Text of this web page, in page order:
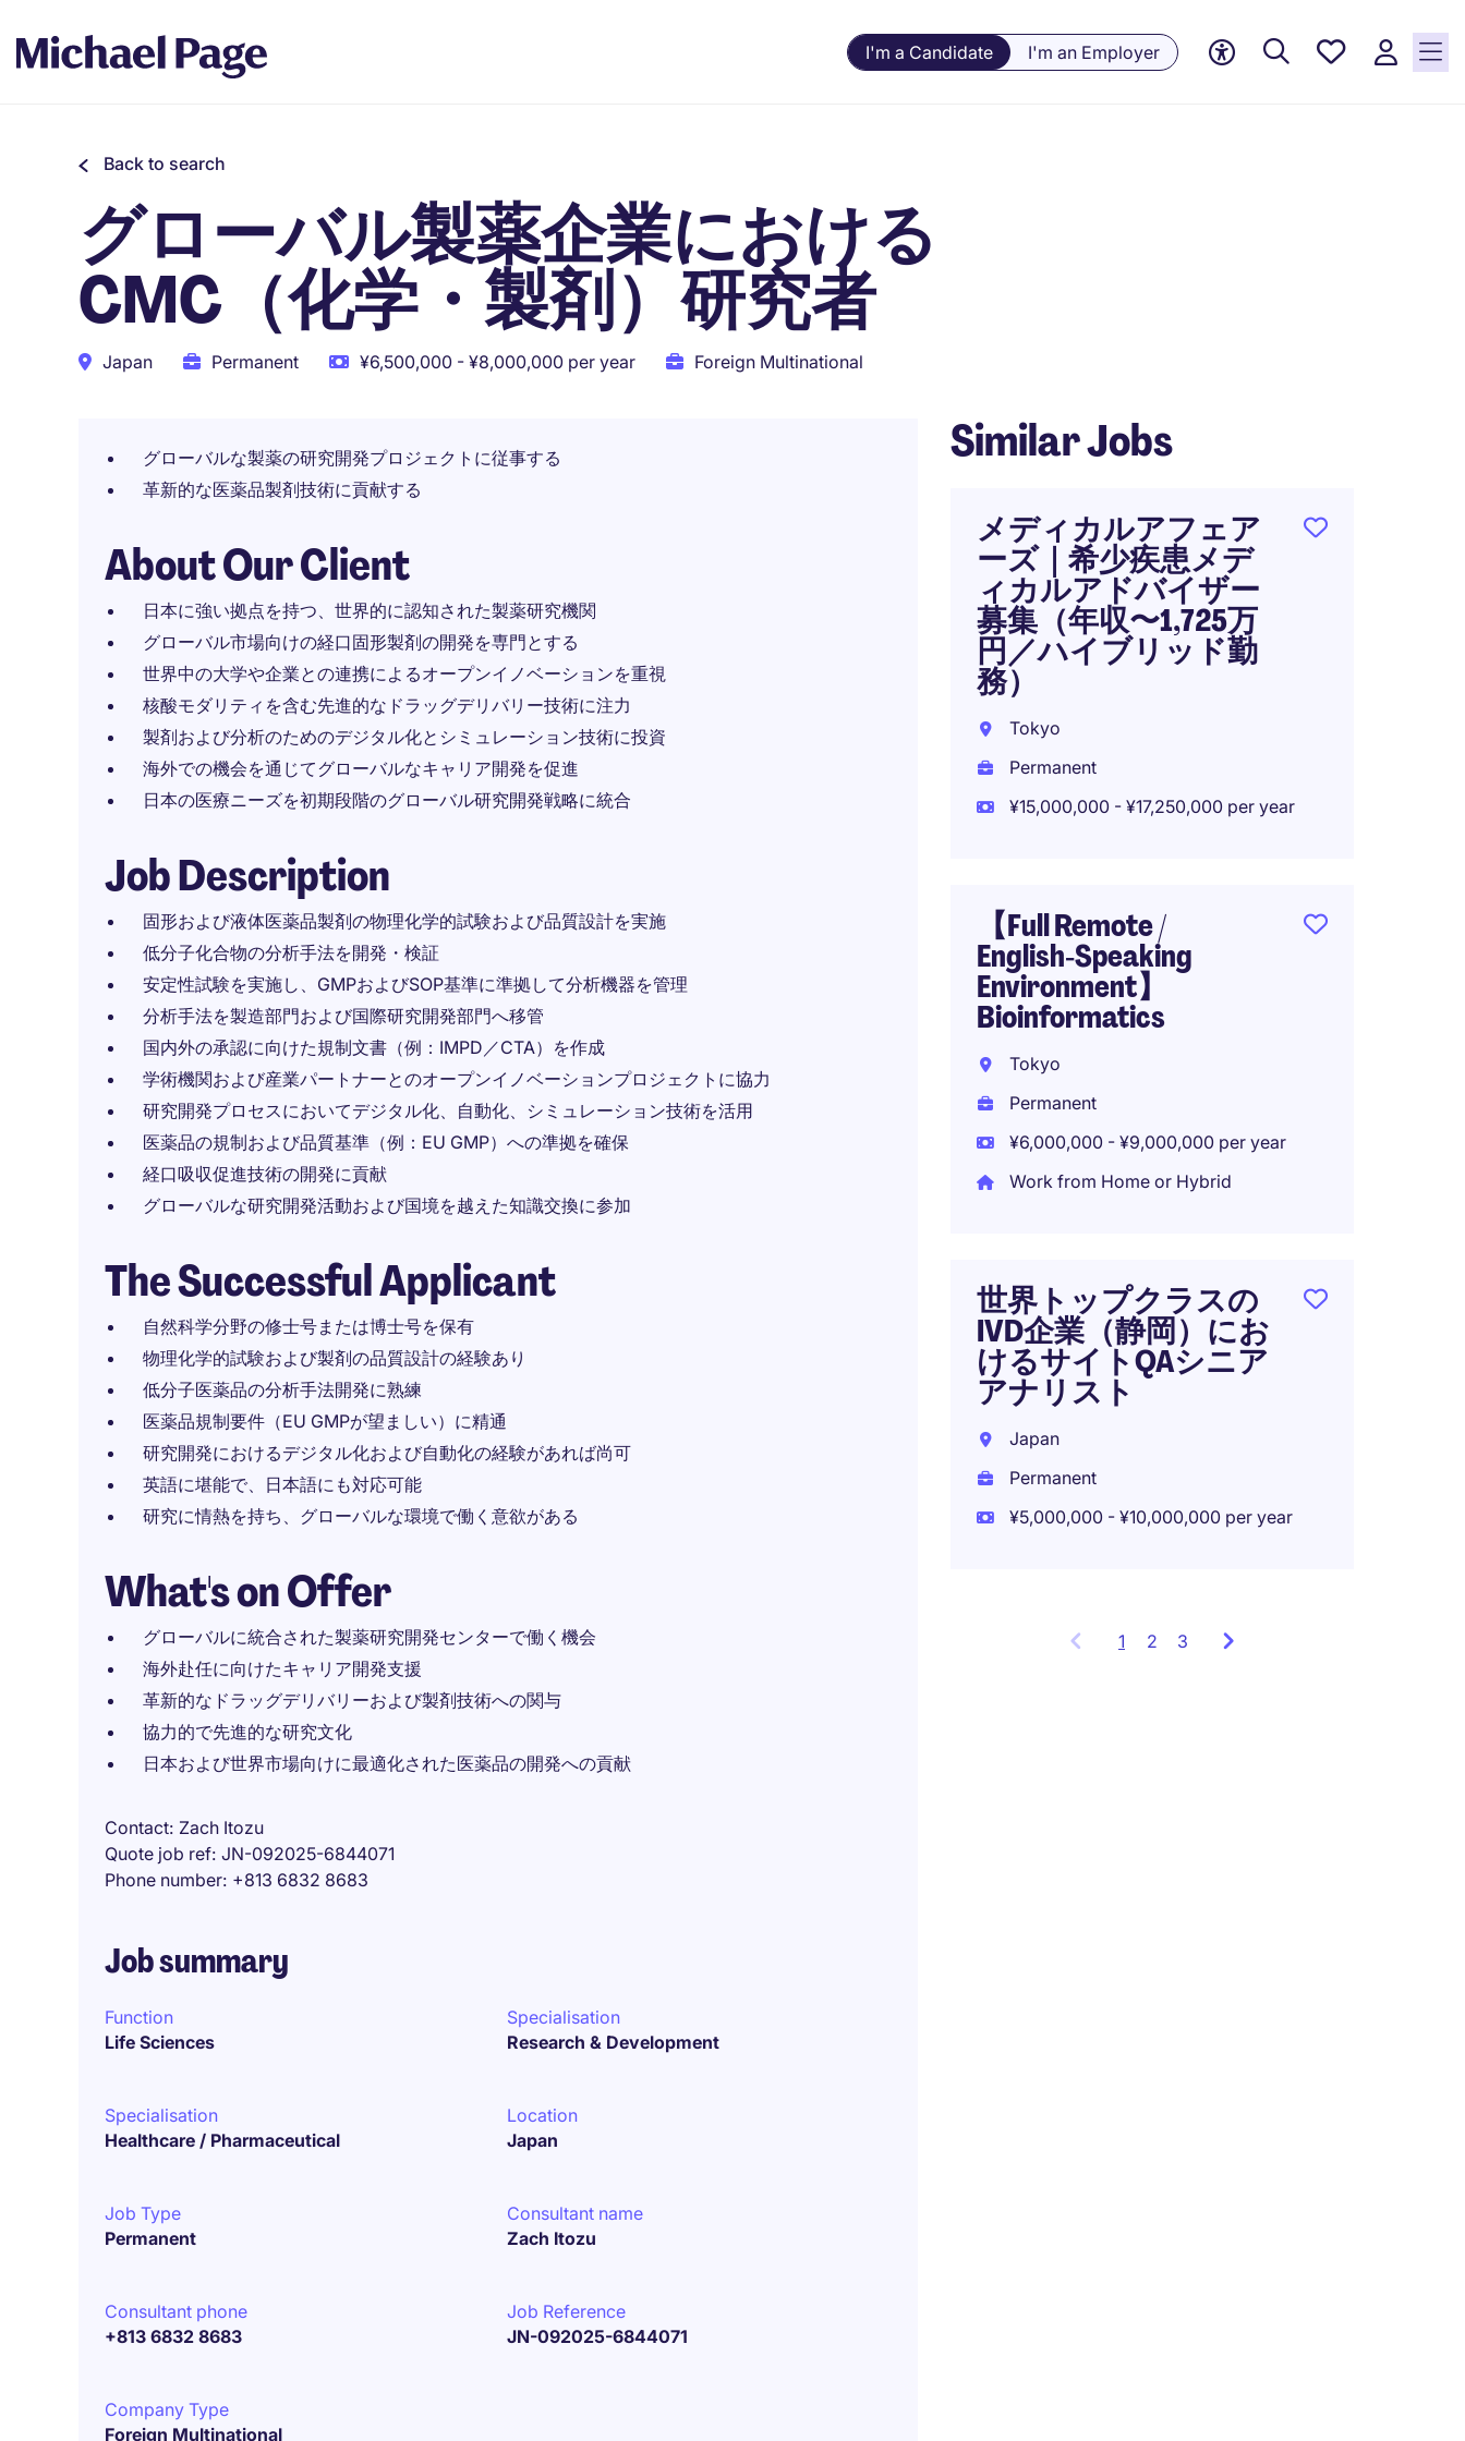
I'm a Candidate I'm an Employer
Saved
Back to search
グローバル製薬企業における
CMC（化学・製剤）研究者
Japan Permanent ¥6,500,000 - ¥8,000,000 per year Foreign Multinational
グローバルな製薬の研究開発プロジェクトに従事する
革新的な医薬品製剤技術に貢献する
About Our Client
日本に強い拠点を持つ、世界的に認知された製薬研究機関
グローバル市場向けの経口固形製剤の開発を専門とする
世界中の大学や企業との連携によるオープンイノベーションを重視
核酸モダリティを含む先進的なドラッグデリバリー技術に注力
製剤および分析のためのデジタル化とシミュレーション技術に投資
海外での機会を通じてグローバルなキャリア開発を促進
日本の医療ニーズを初期段階のグローバル研究開発戦略に統合
Job Description
固形および液体医薬品製剤の物理化学的試験および品質設計を実施
低分子化合物の分析手法を開発・検証
安定性試験を実施し、GMPおよびSOP基準に準拠して分析機器を管理
分析手法を製造部門および国際研究開発部門へ移管
国内外の承認に向けた規制文書（例：IMPD／CTA）を作成
学術機関および産業パートナーとのオープンイノベーションプロジェクトに協力
研究開発プロセスにおいてデジタル化、自動化、シミュレーション技術を活用
医薬品の規制および品質基準（例：EU GMP）への準拠を確保
経口吸収促進技術の開発に貢献
グローバルな研究開発活動および国境を越えた知識交換に参加
The Successful Applicant
自然科学分野の修士号または博士号を保有
物理化学的試験および製剤の品質設計の経験あり
低分子医薬品の分析手法開発に熟練
医薬品規制要件（EU GMPが望ましい）に精通
研究開発におけるデジタル化および自動化の経験があれば尚可
英語に堪能で、日本語にも対応可能
研究に情熱を持ち、グローバルな環境で働く意欲がある
What's on Offer
グローバルに統合された製薬研究開発センターで働く機会
海外赴任に向けたキャリア開発支援
革新的なドラッグデリバリーおよび製剤技術への関与
協力的で先進的な研究文化
日本および世界市場向けに最適化された医薬品の開発への貢献
Contact Zach Itozu
Quote job ref JN-092025-6844071
Phone number +813 6832 8683
Job summary
Function
Life Sciences
Specialisation
Research & Development
Specialisation
Healthcare / Pharmaceutical
Location
Japan
Job Type
Permanent
Consultant name
Zach Itozu
Consultant phone
+813 6832 8683
Job Reference
JN-092025-6844071
Company Type
Foreign Multinational
Similar Jobs
メディカルアフェア
ーズ｜希少疾患メデ
ィカルアドバイザー
募集（年収〜1,725万
円／ハイブリッド勤
務）
Tokyo
Permanent
¥15,000,000 - ¥17,250,000 per year
【Full Remote /
English‑Speaking
Environment】
Bioinformatics
Tokyo
Permanent
¥6,000,000 - ¥9,000,000 per year
Work from Home or Hybrid
世界トップクラスの
IVD企業（静岡）にお
けるサイトQAシニア
アナリスト
Japan
Permanent
¥5,000,000 - ¥10,000,000 per year
1 Showing
2 3